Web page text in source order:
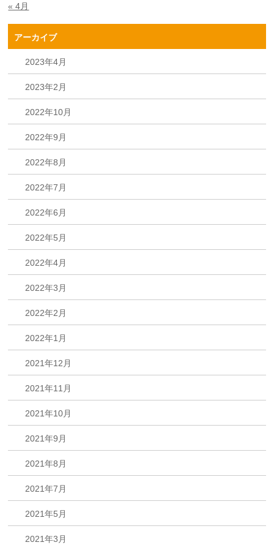
« 4月
アーカイブ
2023年4月
2023年2月
2022年10月
2022年9月
2022年8月
2022年7月
2022年6月
2022年5月
2022年4月
2022年3月
2022年2月
2022年1月
2021年12月
2021年11月
2021年10月
2021年9月
2021年8月
2021年7月
2021年5月
2021年3月